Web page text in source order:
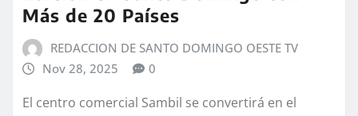
Más de 20 Países
REDACCION DE SANTO DOMINGO OESTE TV
Nov 28, 2025
0
El centro comercial Sambil se convertirá en el